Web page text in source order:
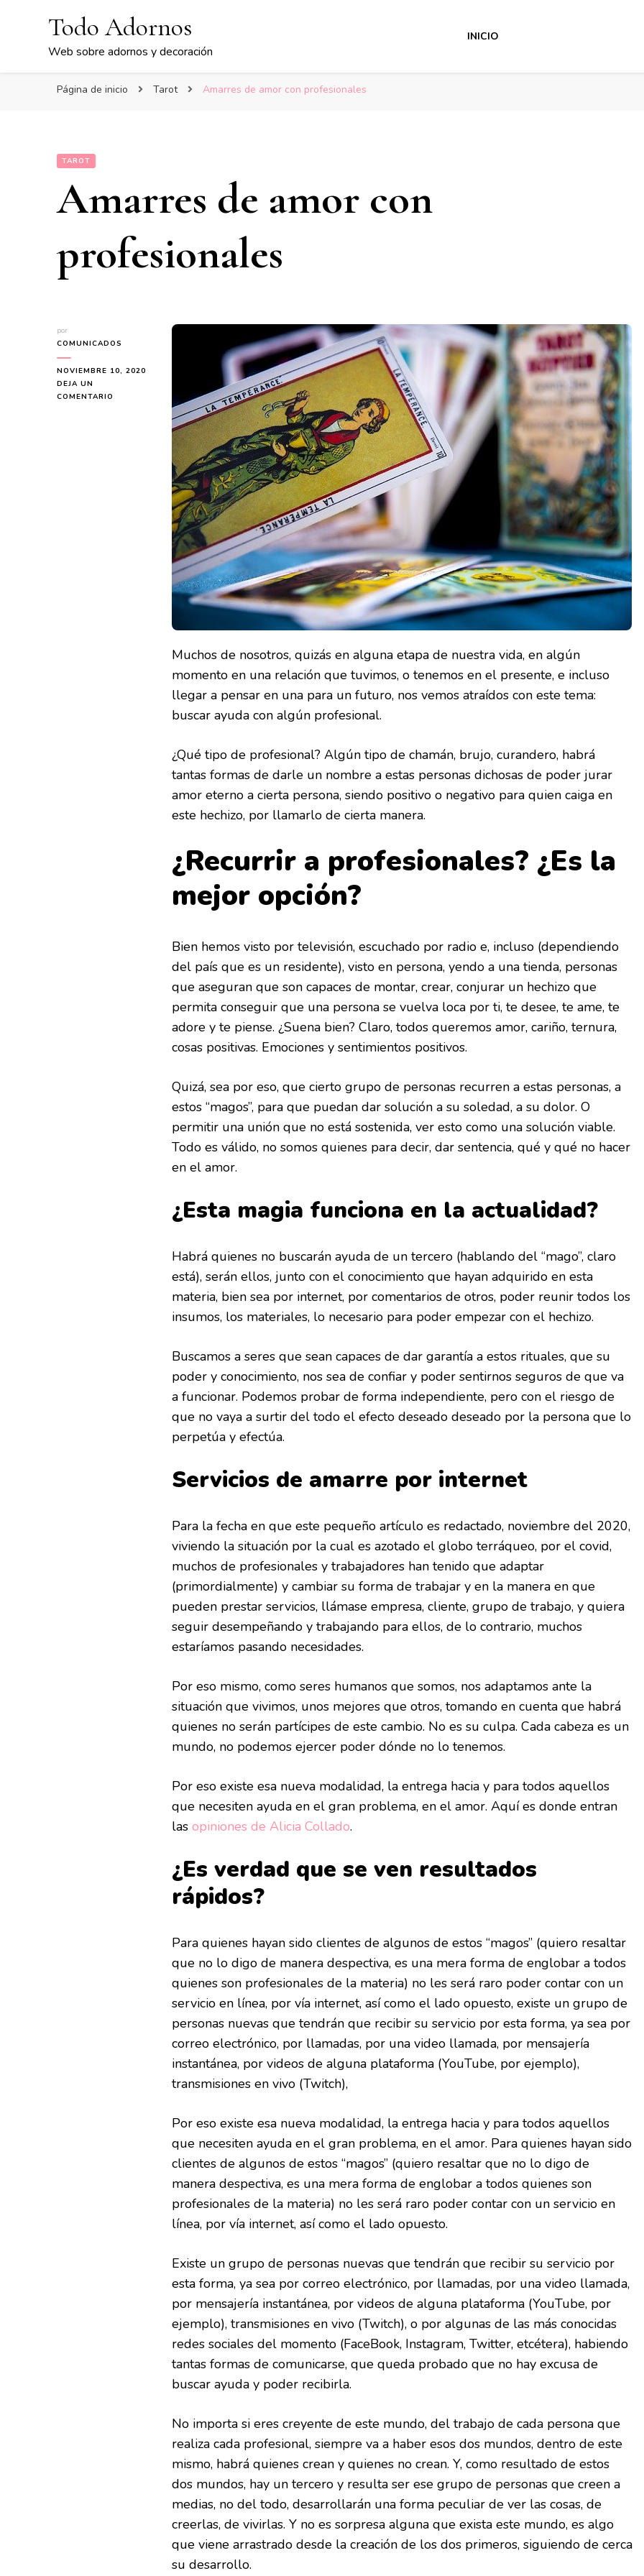
Todo Adornos
Web sobre adornos y decoración
INICIO
Página de inicio Tarot Amarres de amor con profesionales
TAROT
Amarres de amor con
profesionales
por
COMUNICADOS
NOVIEMBRE 10, 2020
DEJA UN
COMENTARIO
PROFESIONALES
Muchos de nosotros, quizás en alguna etapa de nuestra vida, en algún
momento en una relación que tuvimos, o tenemos en el presente, e incluso
llegar a pensar en una para un futuro, nos vemos atraídos con este tema:
buscar ayuda con algún profesional.
¿Qué tipo de profesional? Algún tipo de chamán, brujo, curandero, habrá
tantas formas de darle un nombre a estas personas dichosas de poder jurar
amor eterno a cierta persona, siendo positivo o negativo para quien caiga en
este hechizo, por llamarlo de cierta manera.
¿Recurrir a profesionales? ¿Es la
mejor opción?
Bien hemos visto por televisión, escuchado por radio e, incluso (dependiendo
del país que es un residente), visto en persona, yendo a una tienda, personas
que aseguran que son capaces de montar, crear, conjurar un hechizo que
permita conseguir que una persona se vuelva loca por ti, te desee, te ame, te
adore y te piense. ¿Suena bien? Claro, todos queremos amor, cariño, ternura,
cosas positivas. Emociones y sentimientos positivos.
Quizá, sea por eso, que cierto grupo de personas recurren a estas personas, a
estos “magos”, para que puedan dar solución a su soledad, a su dolor. O
permitir una unión que no está sostenida, ver esto como una solución viable.
Todo es válido, no somos quienes para decir, dar sentencia, qué y qué no hacer
en el amor.
¿Esta magia funciona en la actualidad?
Habrá quienes no buscarán ayuda de un tercero (hablando del “mago”, claro
está), serán ellos, junto con el conocimiento que hayan adquirido en esta
materia, bien sea por internet, por comentarios de otros, poder reunir todos los
insumos, los materiales, lo necesario para poder empezar con el hechizo.
Buscamos a seres que sean capaces de dar garantía a estos rituales, que su
poder y conocimiento, nos sea de confiar y poder sentirnos seguros de que va
a funcionar. Podemos probar de forma independiente, pero con el riesgo de
que no vaya a surtir del todo el efecto deseado deseado por la persona que lo
perpetúa y efectúa.
Servicios de amarre por internet
Para la fecha en que este pequeño artículo es redactado, noviembre del 2020,
viviendo la situación por la cual es azotado el globo terráqueo, por el covid,
muchos de profesionales y trabajadores han tenido que adaptar
(primordialmente) y cambiar su forma de trabajar y en la manera en que
pueden prestar servicios, llámase empresa, cliente, grupo de trabajo, y quiera
seguir desempeñando y trabajando para ellos, de lo contrario, muchos
estaríamos pasando necesidades.
Por eso mismo, como seres humanos que somos, nos adaptamos ante la
situación que vivimos, unos mejores que otros, tomando en cuenta que habrá
quienes no serán partícipes de este cambio. No es su culpa. Cada cabeza es un
mundo, no podemos ejercer poder dónde no lo tenemos.
Por eso existe esa nueva modalidad, la entrega hacia y para todos aquellos
que necesiten ayuda en el gran problema, en el amor. Aquí es donde entran
las opiniones de Alicia Collado.
¿Es verdad que se ven resultados
rápidos?
Para quienes hayan sido clientes de algunos de estos “magos” (quiero resaltar
que no lo digo de manera despectiva, es una mera forma de englobar a todos
quienes son profesionales de la materia) no les será raro poder contar con un
servicio en línea, por vía internet, así como el lado opuesto, existe un grupo de
personas nuevas que tendrán que recibir su servicio por esta forma, ya sea por
correo electrónico, por llamadas, por una video llamada, por mensajería
instantánea, por videos de alguna plataforma (YouTube, por ejemplo),
transmisiones en vivo (Twitch),
Por eso existe esa nueva modalidad, la entrega hacia y para todos aquellos
que necesiten ayuda en el gran problema, en el amor. Para quienes hayan sido
clientes de algunos de estos “magos” (quiero resaltar que no lo digo de
manera despectiva, es una mera forma de englobar a todos quienes son
profesionales de la materia) no les será raro poder contar con un servicio en
línea, por vía internet, así como el lado opuesto.
Existe un grupo de personas nuevas que tendrán que recibir su servicio por
esta forma, ya sea por correo electrónico, por llamadas, por una video llamada,
por mensajería instantánea, por videos de alguna plataforma (YouTube, por
ejemplo), transmisiones en vivo (Twitch), o por algunas de las más conocidas
redes sociales del momento (FaceBook, Instagram, Twitter, etcétera), habiendo
tantas formas de comunicarse, que queda probado que no hay excusa de
buscar ayuda y poder recibirla.
No importa si eres creyente de este mundo, del trabajo de cada persona que
realiza cada profesional, siempre va a haber esos dos mundos, dentro de este
mismo, habrá quienes crean y quienes no crean. Y, como resultado de estos
dos mundos, hay un tercero y resulta ser ese grupo de personas que creen a
medias, no del todo, desarrollarán una forma peculiar de ver las cosas, de
creerlas, de vivirlas. Y no es sorpresa alguna que exista este mundo, es algo
que viene arrastrado desde la creación de los dos primeros, siguiendo de cerca
su desarrollo.